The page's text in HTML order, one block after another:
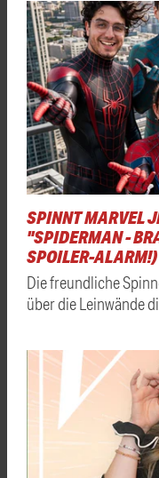
SPINNT MARVEL
"SPIDERMAN -
SPOILER-ALARM!)
Die freundliche
über die Leinwände